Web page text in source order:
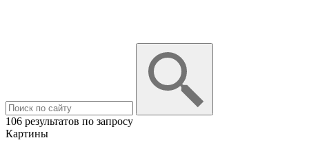
106 результатов по запросу
Картины